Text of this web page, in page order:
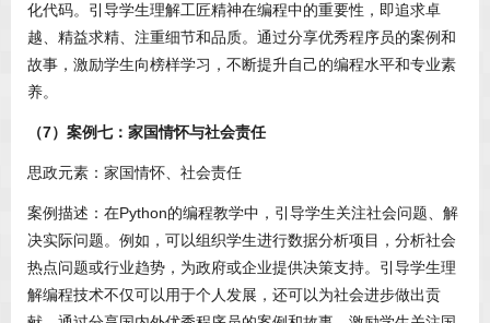
化代码。引导学生理解工匠精神在编程中的重要性，即追求卓
越、精益求精、注重细节和品质。通过分享优秀程序员的案例和
故事，激励学生向榜样学习，不断提升自己的编程水平和专业素
养。
（7）案例七：家国情怀与社会责任
思政元素：家国情怀、社会责任
案例描述：在Python的编程教学中，引导学生关注社会问题、解
决实际问题。例如，可以组织学生进行数据分析项目，分析社会
热点问题或行业趋势，为政府或企业提供决策支持。引导学生理
解编程技术不仅可以用于个人发展，还可以为社会进步做出贡